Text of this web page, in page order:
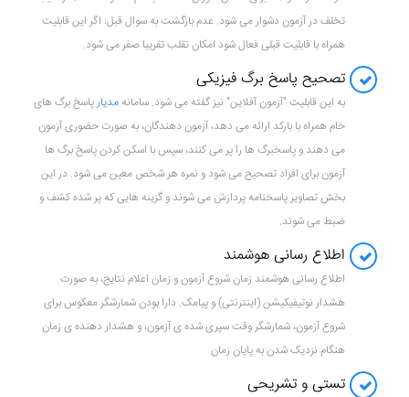
تخلف در آزمون دشوار می شود. عدم بازگشت به سوال قبل: اگر این قابلیت
همراه با قابلیت قبلی فعال شود امکان تقلب تقریبا صفر می شود.
تصحیح پاسخ برگ فیزیکی
به این قابلیت "آزمون آفلاین" نیز گفته می شود. سامانه مدیارپاسخ برگ های
خام همراه با بارکد ارائه می دهد، آزمون دهندگان، به صورت حضوری آزمون
می دهند و پاسخبرگ ها را پر می کنند، سپس با اسکن کردن پاسخ برگ ها
آزمون برای افراد تصحیح می شود و نمره هر شخص معین می شود. در این
بخش تصاویر پاسخنامه پردازش می شوند و گزینه هایی که پر شده کشف و
ضبط می شوند.
اطلاع رسانی هوشمند
اطلاع رسانی هوشمند زمان شروع آزمون و زمان اعلام نتایج، به صورت
هشدار نوتیفیکیشن (اینترنتی) و پیامک. دارا بودن شمارشگر معکوس برای
شروع آزمون، شمارشگر وقت سپری شده ی آزمون، و هشدار دهنده ی زمان
هنگام نزدیک شدن به پایان زمان
تستی و تشریحی